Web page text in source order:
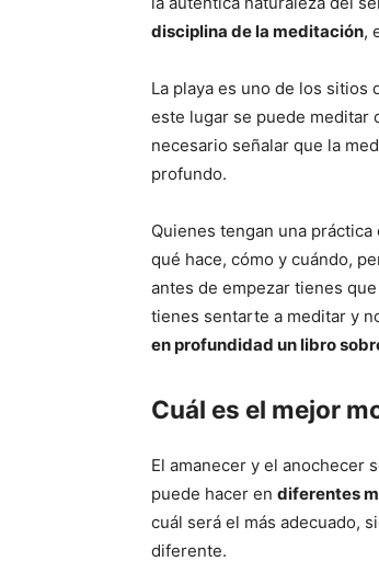
disciplina de la meditación,
La playa es uno de los
este lugar se puede meditar
necesario señalar que la
profundo.
Quienes tengan una
qué hace, cómo y cuándo,
antes de empezar tienes
tienes sentarte a meditar y
en profundidad un libro
Cuál es el mejor
El amanecer y el anochecer
puede hacer en diferentes
cuál será el más adecuado,
diferente.